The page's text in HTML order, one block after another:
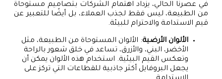
في عصرنا الحالي، يزداد اهتمام الشركات بتصاميم مستوحاة
من الطبيعة، ليس فقط لجذب العملاء، بل أيضًا للتعبير عن
قيم الاستدامة والاحترام للبيئة.
الألوان الأرضية: الألوان المستوحاة من الطبيعة، مثل
الأخضر، البني، والأزرق، تساعد في خلق شعور بالراحة
وتعكس القيم البيئية. استخدام هذه الألوان يمكن أن
يجعل البروفايل أكثر جاذبية للقطاعات التي تركز على